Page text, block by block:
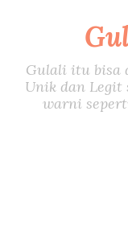
p
Gulali itu bisa
Unik dan
warni